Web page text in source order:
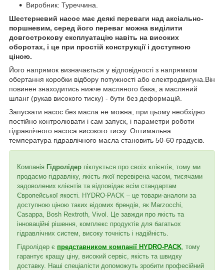
Виробник: Туреччина.
Шестерневий насос має деякі переваги над аксіально-
поршневим, серед його переваг можна виділити
довгострокову експлуатацію навіть на високих
оборотах, і це при простій конструкції і доступною
ціною.
Його напрямок визначається у відповідності з напрямком
обертання коробки відбору потужності або електродвигуна.Він
повинен знаходитись нижче масляного бака, а масляний
шланг (рукав високого тиску) - бути без деформацій.
Запускати насос без масла не можна, при цьому необхідно
постійно контролювати і сам запуск, і параметри роботи
гідравлічного насоса високого тиску. Оптимальна
температура гідравлічного масла становить 50-60 градусів.
Компанія Гідролідер піклується про своїх клієнтів, тому ми
продаємо гідравліку, якість якої перевірена часом, тисячами
задоволених клієнтів та відповідає всім стандартам
Європейської якості. HYDRO-PACK – це товари-аналоги за
доступною ціною таких відомих брендів, як Marzocchi,
Casappa, Bosh Rextroth, Vivol. Це завжди про якість та
інноваційні рішення, комплекс продуктів для багатьох
гідравлічних систем, високу точність і надійність.
Гідролідер є представником компанії HYDRO-PACK , тому
гарантує кращу ціну, високий сервіс, якість та швидку
доставку. Наші спеціалісти допоможуть зробити професійний